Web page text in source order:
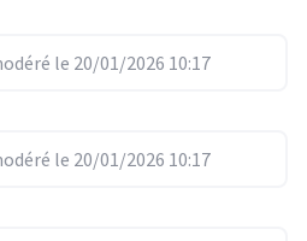
le 20/01/2026 10:17
le 20/01/2026 10:17